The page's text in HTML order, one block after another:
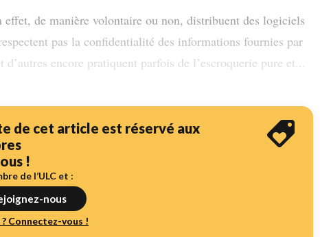
effet, de manière volontaire ou non, distribuent des logiciels
pas la confidentialité des informations fournies par
d’autres encore pratiquent parfois de l’escroquerie pure et...
de cet article est réservé aux
!
de l’ULC et :
nous
Connectez-vous !